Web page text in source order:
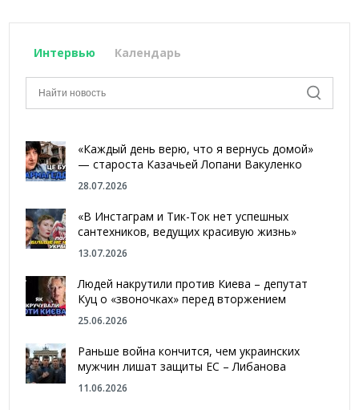
Интервью Календарь
«Каждый день верю, что я вернусь домой»
— староста Казачьей Лопани Вакуленко
28.07.2026
«В Инстаграм и Тик-Ток нет успешных
сантехников, ведущих красивую жизнь»
13.07.2026
Людей накрутили против Киева – депутат
Куц о «звоночках» перед вторжением
25.06.2026
Раньше война кончится, чем украинских
мужчин лишат защиты ЕС – Либанова
11.06.2026